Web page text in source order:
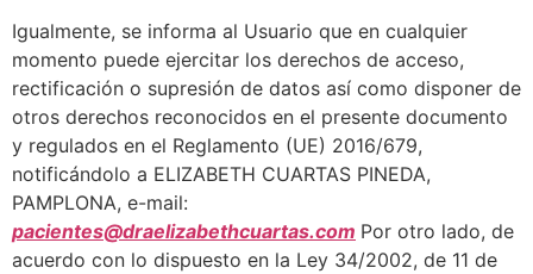
Igualmente, se informa al Usuario que en cualquier
momento puede ejercitar los derechos de acceso,
rectificación o supresión de datos así como disponer de
otros derechos reconocidos en el presente documento
y regulados en el Reglamento (UE) 2016/679,
notificándolo a ELIZABETH CUARTAS PINEDA,
PAMPLONA, e-mail:
pacientes@draelizabethcuartas.com Por otro lado, de
acuerdo con lo dispuesto en la Ley 34/2002, de 11 de